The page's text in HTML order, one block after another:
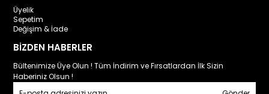
Üyelik
Sepetim
Değişim & İade
BİZDEN HABERLER
Bültenimize Üye Olun ! Tüm İndirim ve Fırsatlardan İlk Sizin
Haberiniz Olsun !